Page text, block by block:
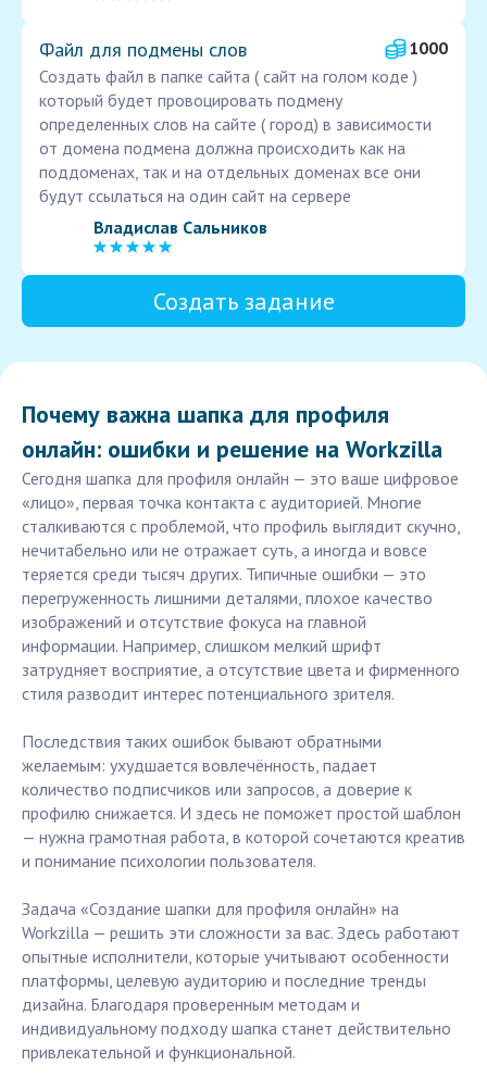
Файл для подмены слов
1000
Создать файл в папке сайта ( сайт на голом коде )
который будет провоцировать подмену
определенных слов на сайте ( город) в зависимости
от домена подмена должна происходить как на
поддоменах, так и на отдельных доменах все они
будут ссылаться на один сайт на сервере
Владислав Сальников
Создать задание
Почему важна шапка для профиля
онлайн: ошибки и решение на Workzilla
Сегодня шапка для профиля онлайн — это ваше цифровое
«лицо», первая точка контакта с аудиторией. Многие
сталкиваются с проблемой, что профиль выглядит скучно,
нечитабельно или не отражает суть, а иногда и вовсе
теряется среди тысяч других. Типичные ошибки — это
перегруженность лишними деталями, плохое качество
изображений и отсутствие фокуса на главной
информации. Например, слишком мелкий шрифт
затрудняет восприятие, а отсутствие цвета и фирменного
стиля разводит интерес потенциального зрителя.
Последствия таких ошибок бывают обратными
желаемым: ухудшается вовлечённость, падает
количество подписчиков или запросов, а доверие к
профилю снижается. И здесь не поможет простой шаблон
— нужна грамотная работа, в которой сочетаются креатив
и понимание психологии пользователя.
Задача «Создание шапки для профиля онлайн» на
Workzilla — решить эти сложности за вас. Здесь работают
опытные исполнители, которые учитывают особенности
платформы, целевую аудиторию и последние тренды
дизайна. Благодаря проверенным методам и
индивидуальному подходу шапка станет действительно
привлекательной и функциональной.